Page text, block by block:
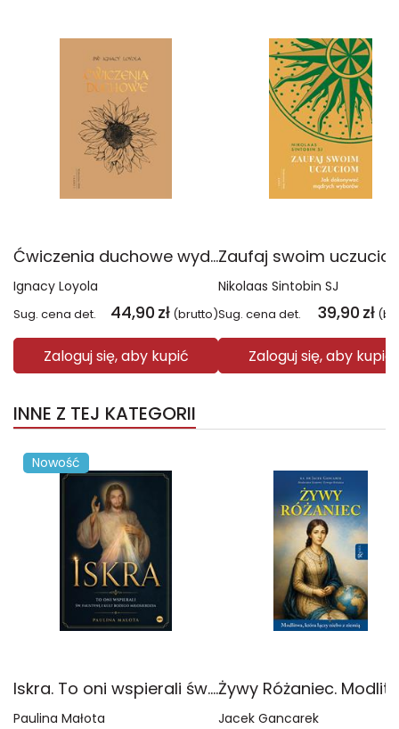
Ćwiczenia duchowe wyd. 6
Ignacy Loyola
Sug. cena det. 44,90 zł (brutto)
Zaloguj się, aby kupić
Nikolaas Sintobin SJ
Sug. cena det. 39,90 zł
Zaloguj się, aby kupić
INNE Z TEJ KATEGORII
Nowość
Iskra. To oni wspierali św. Faustynę i kult Bożego miłosierdzia
Paulina Małota Jacek Gancarek